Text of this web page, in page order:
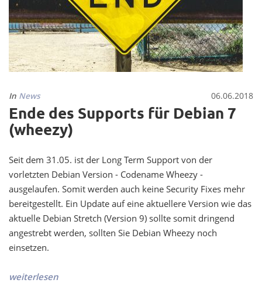
06.06.2018
In News
Ende des Supports für Debian 7
(wheezy)
Seit dem 31.05. ist der Long Term Support von der
vorletzten Debian Version - Codename Wheezy -
ausgelaufen. Somit werden auch keine Security Fixes mehr
bereitgestellt. Ein Update auf eine aktuellere Version wie das
aktuelle Debian Stretch (Version 9) sollte somit dringend
angestrebt werden, sollten Sie Debian Wheezy noch
einsetzen.
weiterlesen